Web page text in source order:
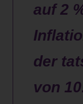
auf 2
der
von